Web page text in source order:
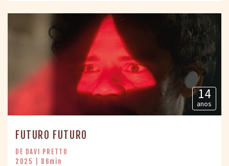
14
anos
FUTURO FUTURO
DE DAVI PRETTO
2025 | 86min